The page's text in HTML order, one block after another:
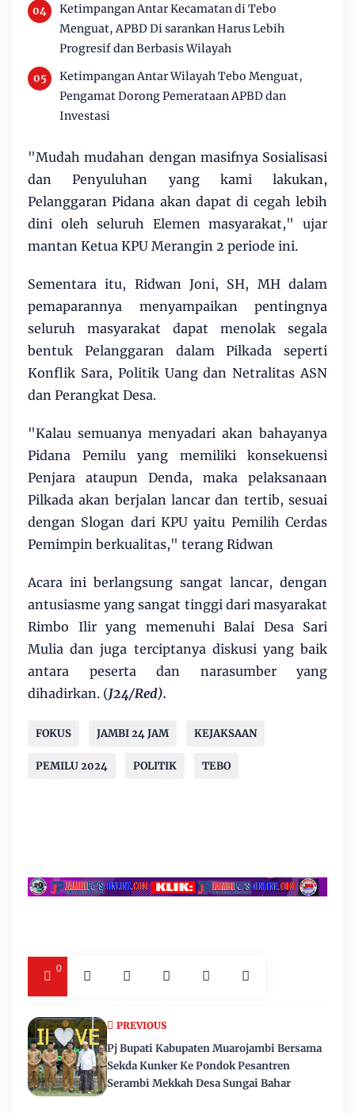
Ketimpangan Antar Kecamatan di Tebo
Menguat, APBD Di sarankan Harus Lebih
Progresif dan Berbasis Wilayah
Ketimpangan Antar Wilayah Tebo Menguat,
Pengamat Dorong Pemerataan APBD dan
Investasi
"Mudah mudahan dengan masifnya Sosialisasi
dan Penyuluhan yang kami lakukan,
Pelanggaran Pidana akan dapat di cegah lebih
dini oleh seluruh Elemen masyarakat," ujar
mantan Ketua KPU Merangin 2 periode ini.
Sementara itu, Ridwan Joni, SH, MH dalam
pemaparannya menyampaikan pentingnya
seluruh masyarakat dapat menolak segala
bentuk Pelanggaran dalam Pilkada seperti
Konflik Sara, Politik Uang dan Netralitas ASN
dan Perangkat Desa.
"Kalau semuanya menyadari akan bahayanya
Pidana Pemilu yang memiliki konsekuensi
Penjara ataupun Denda, maka pelaksanaan
Pilkada akan berjalan lancar dan tertib, sesuai
dengan Slogan dari KPU yaitu Pemilih Cerdas
Pemimpin berkualitas," terang Ridwan
Acara ini berlangsung sangat lancar, dengan
antusiasme yang sangat tinggi dari masyarakat
Rimbo Ilir yang memenuhi Balai Desa Sari
Mulia dan juga terciptanya diskusi yang baik
antara peserta dan narasumber yang
dihadirkan. (J24/Red).
FOKUS JAMBI 24 JAM KEJAKSAAN
PEMILU 2024 POLITIK TEBO
0
PREVIOUS
Pj Bupati Kabupaten Muarojambi Bersama
Sekda Kunker Ke Pondok Pesantren
Serambi Mekkah Desa Sungai Bahar